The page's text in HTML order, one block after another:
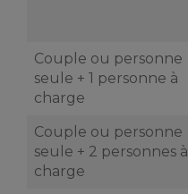
Couple ou personne
seule + 1 personne à
charge
Couple ou personne
seule + 2 personnes à
charge